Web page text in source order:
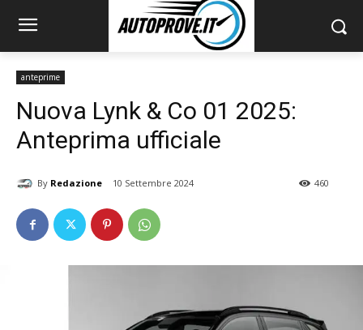
anteprime
Nuova Lynk & Co 01 2025:
Anteprima ufficiale
By Redazione 10 Settembre 2024 460